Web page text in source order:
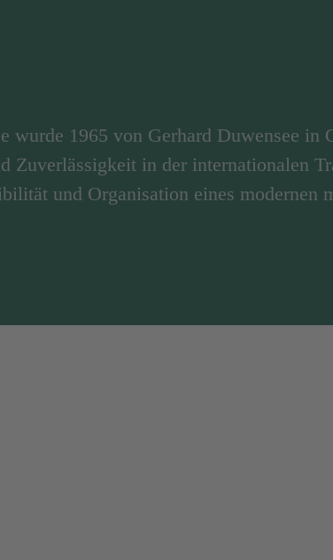
wurde 1965 von Gerhard Duwensee in
Zuverlässigkeit in der internationalen
und Organisation eines modernen